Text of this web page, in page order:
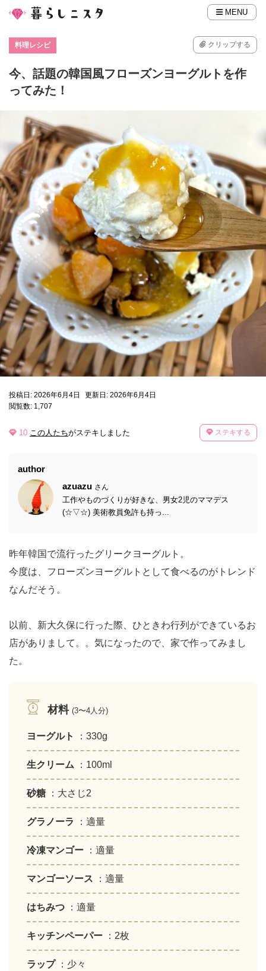
MENU
料理レシピ クリップする
今、話題の韓国風フローズンヨーグルトを作
ってみた！
投稿日: 2026年6月4日
更新日: 2026年6月4日
閲覧数: 1,707
10 この人たちがステキしました ステキする
author
azuazu さん
工作やものづくりが好きな、男女2児のママデス
(☆▽☆) 美術教員免許も持っ...
昨年韓国で流行ったグリークヨーグルト。
今度は、フローズンヨーグルトとして食べるのがトレンド
なんだそう。
以前、新大久保に行った際、ひときわ行列ができているお
店がありまして。。気になったので、家で作ってみまし
た。
材料 (3〜4人分)
ヨーグルト ：330g
生クリーム ：100ml
砂糖 ：大さじ2
グラノーラ ：適量
冷凍マンゴー ：適量
マンゴーソース ：適量
はちみつ ：適量
キッチンペーパー ：2枚
ラップ ：少々